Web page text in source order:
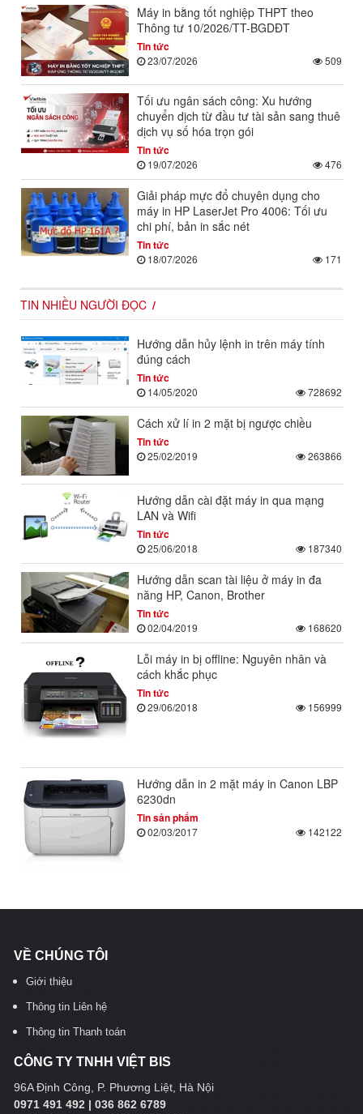
Máy in bằng tốt nghiệp THPT theo
Thông tư 10/2026/TT-BGDĐT
Tin tức
23/07/2026 509
Tối ưu ngân sách công: Xu hướng
chuyển dịch từ đầu tư tài sản sang thuê
dịch vụ số hóa trọn gói
Tin tức
19/07/2026 476
Giải pháp mực đổ chuyên dụng cho
máy in HP LaserJet Pro 4006: Tối ưu
chi phí, bản in sắc nét
Tin tức
18/07/2026 171
TIN NHIỀU NGƯỜI ĐỌC
Hướng dẫn hủy lệnh in trên máy tính
đúng cách
Tin tức
14/05/2020 728692
Cách xử lí in 2 mặt bị ngược chiều
Tin tức
25/02/2019 263866
Hướng dẫn cài đặt máy in qua mạng
LAN và Wifi
Tin tức
25/06/2018 187340
Hướng dẫn scan tài liệu ở máy in đa
năng HP, Canon, Brother
Tin tức
02/04/2019 168620
Lỗi máy in bị offline: Nguyên nhân và
cách khắc phục
Tin tức
29/06/2018 156999
Hướng dẫn in 2 mặt máy in Canon LBP
6230dn
Tin sản phẩm
02/03/2017 142122
VỀ CHÚNG TÔI
Giới thiệu
Thông tin Liên hệ
Thông tin Thanh toán
CÔNG TY TNHH VIỆT BIS
96A Định Công, P. Phương Liệt, Hà Nội
0971 491 492 | 036 862 6789